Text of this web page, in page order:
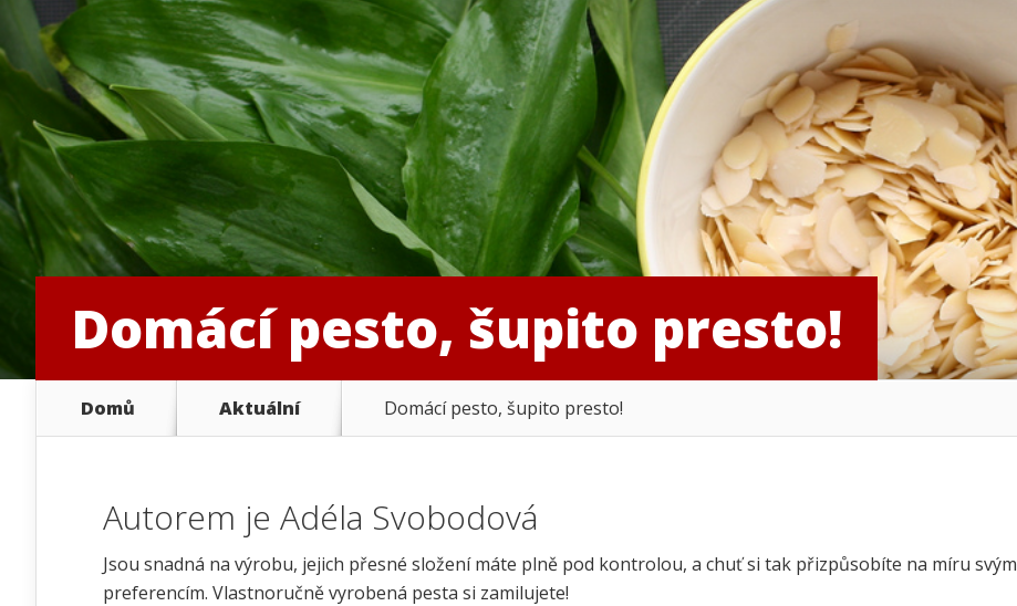
Domácí pesto, šupito presto!
Domů Aktuální Domácí pesto, šupito presto!
Autorem je Adéla Svobodová
Jsou snadná na výrobu, jejich přesné složení máte plně pod kontrolou, a chuť si tak přizpůsobíte na míru svým
preferencím. Vlastnoručně vyrobená pesta si zamilujete!